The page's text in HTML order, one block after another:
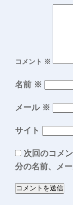
コメント ※
名前 ※
メール ※
サイト
次回のコメ
分の名前、メ